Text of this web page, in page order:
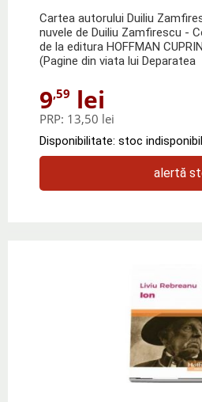
Cartea autorului Duiliu
nuvele de Duiliu Zamfirescu -
de la editura HOFFMAN
(Pagine din viata lui Deparatea
9,59 lei
PRP: 13,50 lei
Disponibilitate: stoc indisponibil
alertă